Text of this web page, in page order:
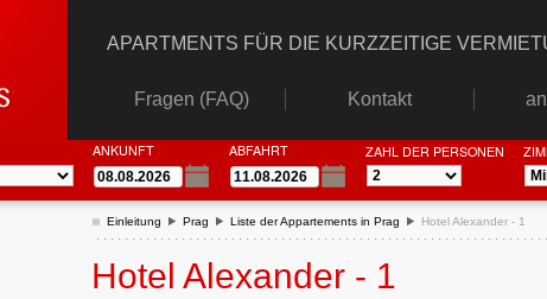
APARTMENTS FÜR DIE KURZZEITIGE
Fragen (FAQ) Kontakt
ANKUNFT ABFAHRT ZAHL DER PERSONEN
Einleitung Prag Liste der Appartements in Prag Hotel Alexander - 1
Hotel Alexander - 1